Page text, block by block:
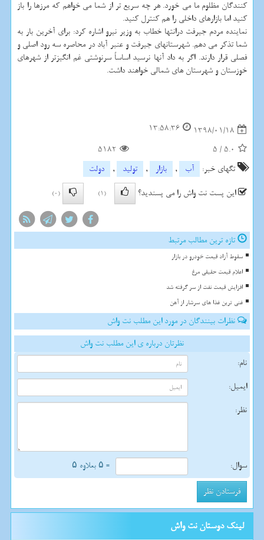
كنندگان مظلوم ما می خورد. هر چه سریع تر از شما می خواهم كه مرزها را باز
كنید اما بازارهای داخلی را هم كنترل كنید.
نماینده مردم جیرفت درانتها خطاب به وزیر نیرو اشاره كرد: برای آخرین بار به
شما تذكر می دهم. شهرستانهای جیرفت و عنبر آباد در محاصره سه رود اصلی و
فصلی قرار دارند. اگر به داد آنها نرسید اساساً سرنوشتی غم انگیزتر از شهرهای
خوزستان و شهرستان های شمالی خواهند داشت.
1398/01/18
13:58:36
5.0
/
5
5182
تگهای خبر:
آب , بازار , تولید ,
دولت
این پست نت واش را می پسندید؟
(1)
(0)
تازه ترین مطالب مرتبط
سقوط آزاد قیمت خودرو در بازار
اعلام قیمت حقیقی مرغ
افزایش قیمت نفت از سر گرفته شد
غنی ترین غذا های سرشار از آهن
نظرات بینندگان در مورد این مطلب نت واش
نظرتان درباره ی این مطلب نت واش
نام:
ایمیل:
نظر:
سوال: = ۵ بعلاوه ۵
لینک دوستان نت واش